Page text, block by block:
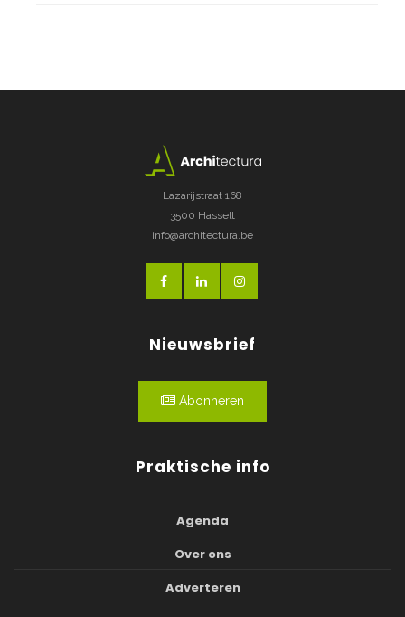
Lazarijstraat 168
3500 Hasselt
info@architectura.be
Nieuwsbrief
Abonneren
Praktische info
Agenda
Over ons
Adverteren